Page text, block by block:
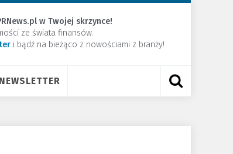
w Twojej skrzynce!
ze świata finansów.
​i bądź na bieżąco z nowościami z branży!
NEWSLETTER